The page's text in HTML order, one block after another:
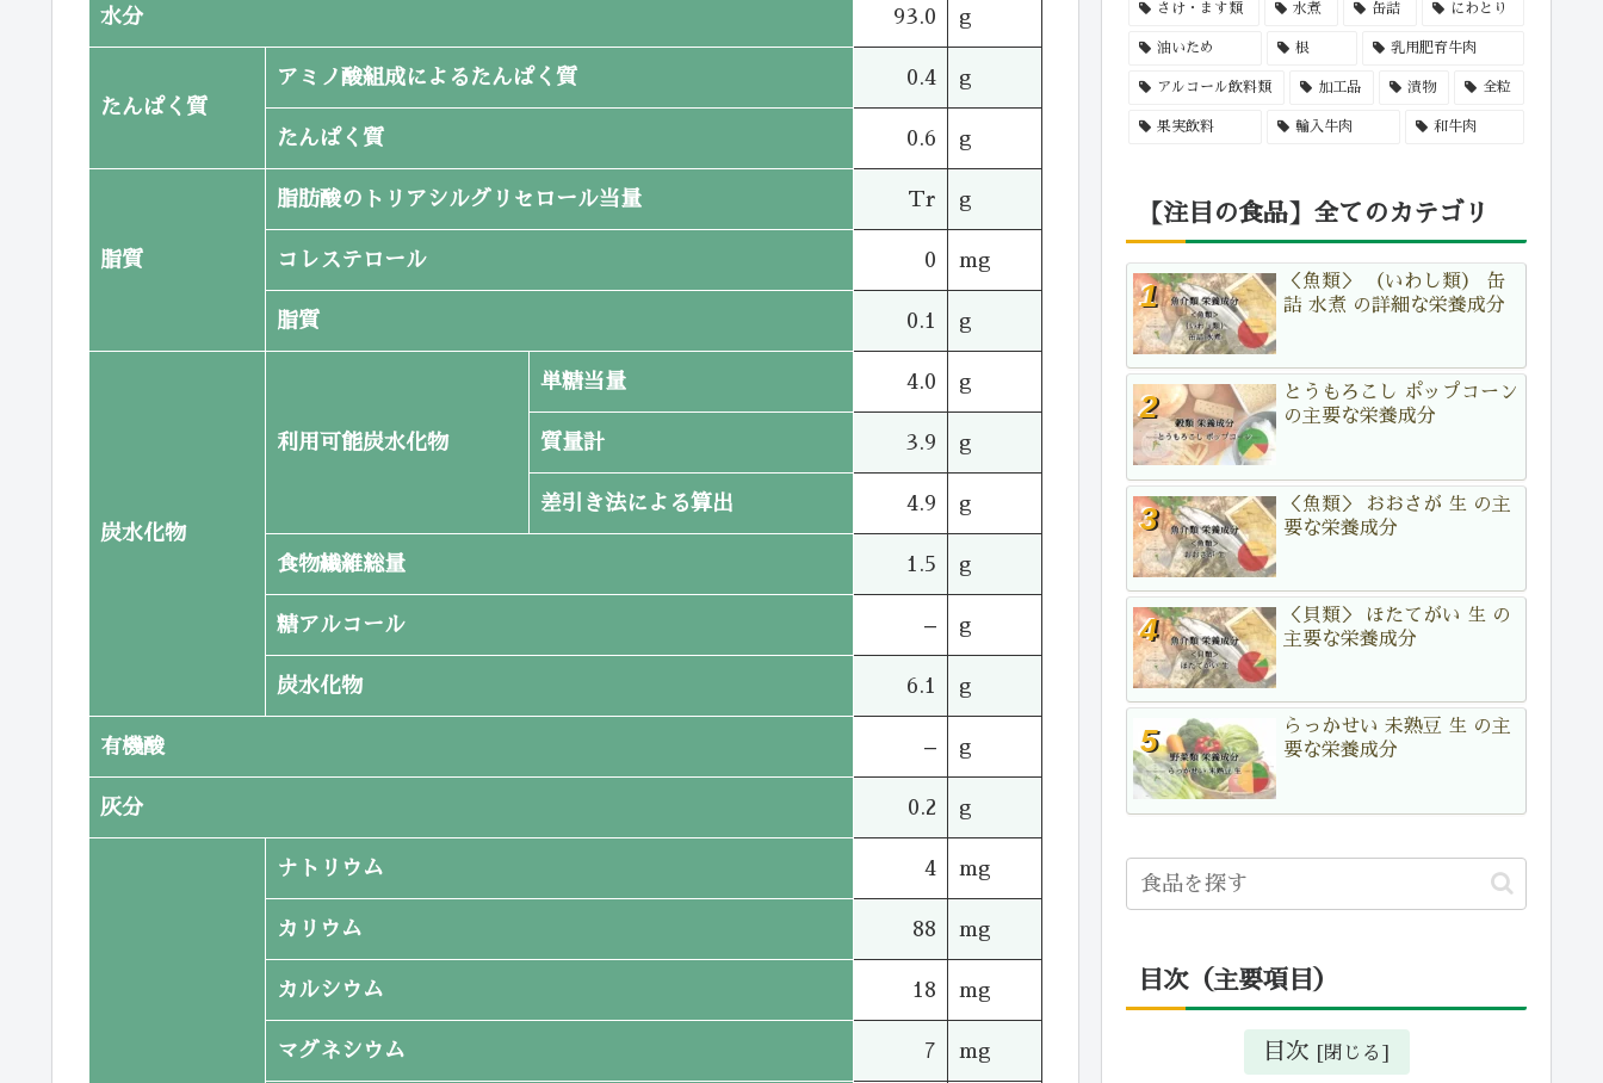
水分 93.0 g
たんぱく質
アミノ酸組成によるたんぱく質 0.4 g
たんぱく質 0.6 g
脂質
脂肪酸のトリアシルグリセロール当量 Tr g
コレステロール 0 mg
脂質 0.1 g
炭水化物
利用可能炭水化物
単糖当量 4.0 g
質量計 3.9 g
差引き法による算出 4.9 g
食物繊維総量 1.5 g
糖アルコール – g
炭水化物 6.1 g
有機酸 – g
灰分 0.2 g
ナトリウム 4 mg
カリウム 88 mg
カルシウム 18 mg
マグネシウム 7 mg
さけ・ます類 水煮 缶詰 にわとり
油いため 根 乳用肥育牛肉
アルコール飲料類 加工品 漬物 全粒
果実飲料 輸入牛肉 和牛肉
【注目の食品】全てのカテゴリ
＜魚類＞ （いわし類） 缶
詰 水煮 の詳細な栄養成分
とうもろこし ポップコーン
の主要な栄養成分
＜魚類＞ おおさが 生 の主
要な栄養成分
＜貝類＞ ほたてがい 生 の
主要な栄養成分
らっかせい 未熟豆 生 の主
要な栄養成分
目次（主要項目）
目次